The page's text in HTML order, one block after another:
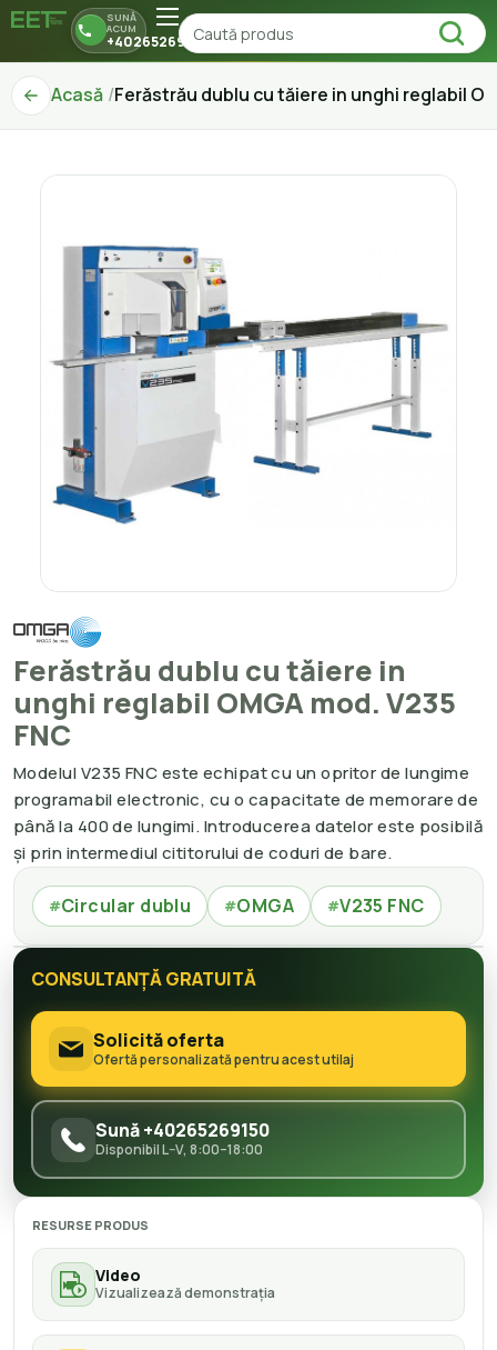
SUNĂ
ACUM
+40265269150
Acasă Ferăstrău dublu cu tăiere in unghi reglabil
Ferăstrău dublu cu tăiere in
unghi reglabil OMGA mod. V235
FNC
Modelul V235 FNC este echipat cu un opritor de lungime
programabil electronic, cu o capacitate de memorare de
până la 400 de lungimi. Introducerea datelor este posibilă
și prin intermediul cititorului de coduri de bare.
#Circular dublu #OMGA #V235 FNC
CONSULTANȚĂ GRATUITĂ
Solicită oferta
Ofertă personalizată pentru acest utilaj
Sună +40265269150
Disponibil L–V, 8:00–18:00
RESURSE PRODUS
Video
Vizualizează demonstrația